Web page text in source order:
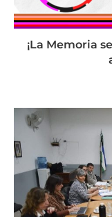
¡La Memoria